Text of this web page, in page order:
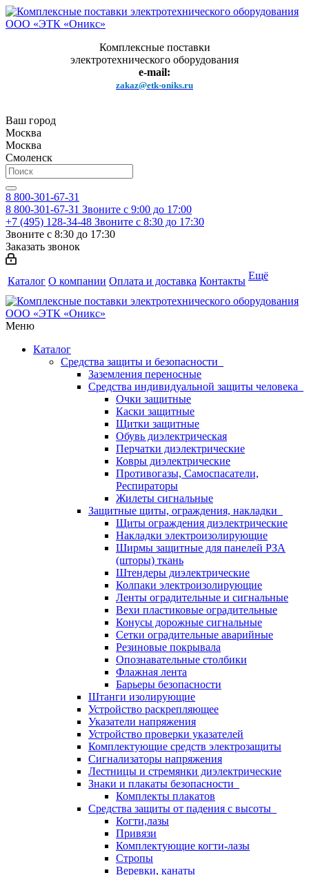
Комплексные поставки
электротехнического оборудования
e-mail:
zakaz@etk-oniks.ru
Ваш город
Москва
Москва
Смоленск
8 800-301-67-31
8 800-301-67-31 Звоните с 9:00 до 17:00
+7 (495) 128-34-48 Звоните с 8:30 до 17:30
Звоните с 8:30 до 17:30
Заказать звонок
Каталог О компании Оплата и доставка Контакты Ещё
Меню
Каталог
Средства защиты и безопасности
Заземления переносные
Средства индивидуальной защиты человека
Очки защитные
Каски защитные
Щитки защитные
Обувь диэлектрическая
Перчатки диэлектрические
Ковры диэлектрические
Противогазы, Самоспасатели,
Респираторы
Жилеты сигнальные
Защитные щиты, ограждения, накладки
Щиты ограждения диэлектрические
Накладки электроизолирующие
Ширмы защитные для панелей РЗА
(шторы) ткань
Штендеры диэлектрические
Колпаки электроизолирующие
Ленты оградительные и сигнальные
Вехи пластиковые оградительные
Конусы дорожные сигнальные
Сетки оградительные аварийные
Резиновые покрывала
Опознавательные столбики
Флажная лента
Барьеры безопасности
Штанги изолирующие
Устройство раскрепляющее
Указатели напряжения
Устройство проверки указателей
Комплектующие средств электрозащиты
Сигнализаторы напряжения
Лестницы и стремянки диэлектрические
Знаки и плакаты безопасности
Комплекты плакатов
Средства защиты от падения с высоты
Когти,лазы
Привязи
Комплектующие когти-лазы
Стропы
Веревки, канаты